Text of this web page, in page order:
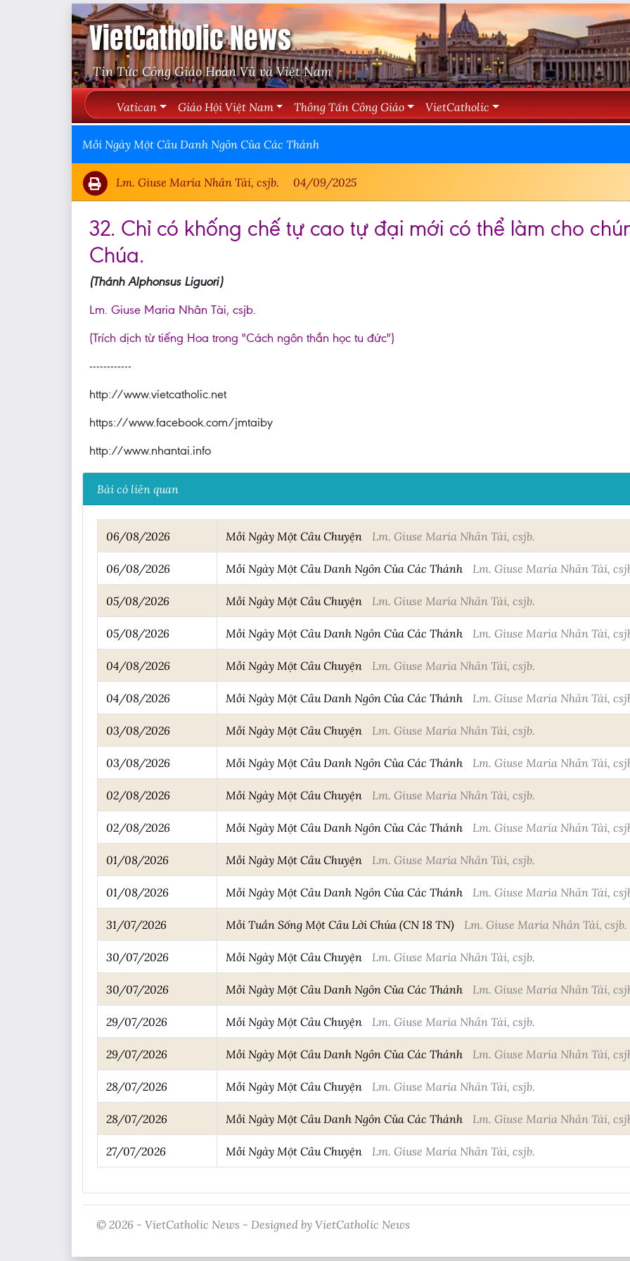
VietCatholic News
Tin Tức Công Giáo Hoàn Vũ và Việt Nam
Vatican Giáo Hội Việt Nam Thông Tấn Công Giáo VietCatholic
Mỗi Ngày Một Câu Danh Ngôn Của Các Thánh
Lm. Giuse Maria Nhân Tài, csjb. 04/09/2025
32. Chỉ có khống chế tự cao tự đại mới có thể làm cho
Chúa.
(Thánh Alphonsus Liguori)
Lm. Giuse Maria Nhân Tài, csjb.
(Trích dịch từ tiếng Hoa trong "Cách ngôn thần học tu đức")
------------
http://www.vietcatholic.net
https://www.facebook.com/jmtaiby
http://www.nhantai.info
Bài có liên quan
06/08/2026 Mỗi Ngày Một Câu Chuyện Lm. Giuse Maria Nhân Tài, csjb.
06/08/2026 Mỗi Ngày Một Câu Danh Ngôn Của Các Thánh Lm. Giuse Maria Nhân Tài,
05/08/2026 Mỗi Ngày Một Câu Chuyện Lm. Giuse Maria Nhân Tài, csjb.
05/08/2026 Mỗi Ngày Một Câu Danh Ngôn Của Các Thánh Lm. Giuse Maria Nhân Tài,
04/08/2026 Mỗi Ngày Một Câu Chuyện Lm. Giuse Maria Nhân Tài, csjb.
04/08/2026 Mỗi Ngày Một Câu Danh Ngôn Của Các Thánh Lm. Giuse Maria Nhân Tài,
03/08/2026 Mỗi Ngày Một Câu Chuyện Lm. Giuse Maria Nhân Tài, csjb.
03/08/2026 Mỗi Ngày Một Câu Danh Ngôn Của Các Thánh Lm. Giuse Maria Nhân Tài,
02/08/2026 Mỗi Ngày Một Câu Chuyện Lm. Giuse Maria Nhân Tài, csjb.
02/08/2026 Mỗi Ngày Một Câu Danh Ngôn Của Các Thánh Lm. Giuse Maria Nhân Tài,
01/08/2026 Mỗi Ngày Một Câu Chuyện Lm. Giuse Maria Nhân Tài, csjb.
01/08/2026 Mỗi Ngày Một Câu Danh Ngôn Của Các Thánh Lm. Giuse Maria Nhân Tài,
31/07/2026 Mỗi Tuần Sống Một Câu Lời Chúa (CN 18 TN) Lm. Giuse Maria Nhân Tài, csjb.
30/07/2026 Mỗi Ngày Một Câu Chuyện Lm. Giuse Maria Nhân Tài, csjb.
30/07/2026 Mỗi Ngày Một Câu Danh Ngôn Của Các Thánh Lm. Giuse Maria Nhân Tài,
29/07/2026 Mỗi Ngày Một Câu Chuyện Lm. Giuse Maria Nhân Tài, csjb.
29/07/2026 Mỗi Ngày Một Câu Danh Ngôn Của Các Thánh Lm. Giuse Maria Nhân Tài,
28/07/2026 Mỗi Ngày Một Câu Chuyện Lm. Giuse Maria Nhân Tài, csjb.
28/07/2026 Mỗi Ngày Một Câu Danh Ngôn Của Các Thánh Lm. Giuse Maria Nhân Tài,
27/07/2026 Mỗi Ngày Một Câu Chuyện Lm. Giuse Maria Nhân Tài, csjb.
© 2026 - VietCatholic News - Designed by VietCatholic News